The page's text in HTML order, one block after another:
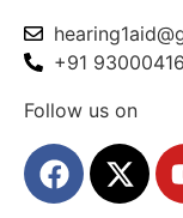
+91
Follow us on